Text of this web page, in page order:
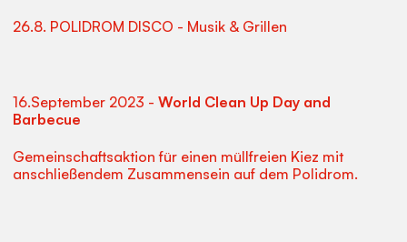
26.8. POLIDROM DISCO - Musik & Grillen
16.September 2023 - World Clean Up Day and
Barbecue
Gemeinschaftsaktion für einen müllfreien Kiez mit
anschließendem Zusammensein auf dem Polidrom.